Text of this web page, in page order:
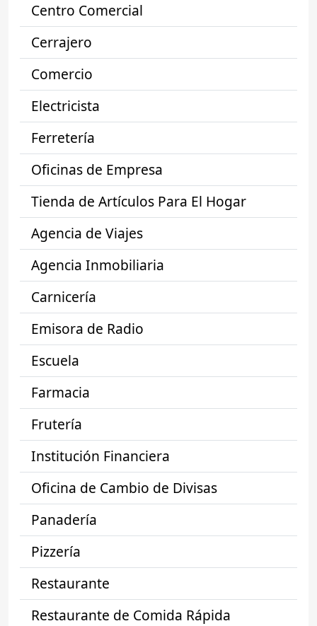
Centro Comercial
Cerrajero
Comercio
Electricista
Ferretería
Oficinas de Empresa
Tienda de Artículos Para El Hogar
Agencia de Viajes
Agencia Inmobiliaria
Carnicería
Emisora de Radio
Escuela
Farmacia
Frutería
Institución Financiera
Oficina de Cambio de Divisas
Panadería
Pizzería
Restaurante
Restaurante de Comida Rápida